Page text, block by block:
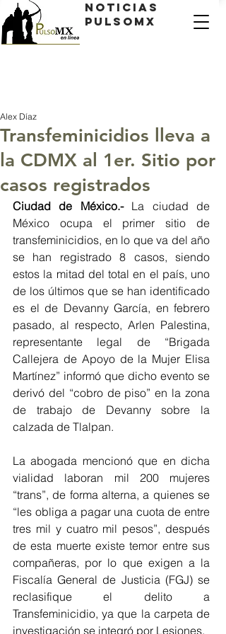
Noticias
PulsoMX
Transfeminicidios lleva a
la CDMX al 1er. Sitio por
casos registrados
Alex Díaz
Ciudad de México.- La ciudad de
México ocupa el primer sitio de
transfeminicidios, en lo que va del año
se han registrado 8 casos, siendo
estos la mitad del total en el país, uno
de los últimos que se han identificado
es el de Devanny García, en febrero
pasado, al respecto, Arlen Palestina,
representante legal de “Brigada
Callejera de Apoyo de la Mujer Elisa
Martínez” informó que dicho evento se
derivó del “cobro de piso” en la zona
de trabajo de Devanny sobre la
calzada de Tlalpan.
La abogada mencionó que en dicha
vialidad laboran mil 200 mujeres
“trans”, de forma alterna, a quienes se
“les obliga a pagar una cuota de entre
tres mil y cuatro mil pesos”, después
de esta muerte existe temor entre sus
compañeras, por lo que exigen a la
Fiscalía General de Justicia (FGJ) se
reclasifique el delito a
Transfeminicidio, ya que la carpeta de
investigación se integró por Lesiones.